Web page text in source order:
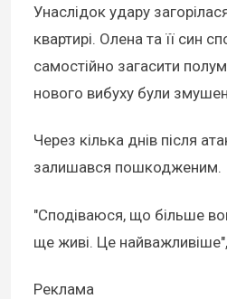
Унаслідок удару
квартирі. Олена та її син
самостійно загасити
нового вибуху були
Через кілька днів після
залишався пошкодженим.
"Сподіваюся, що більше
ще живі. Це
Реклама